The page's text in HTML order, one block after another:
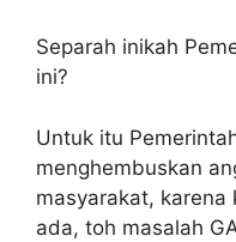
Separah inikah
ini?
Untuk itu
menghembuskan
masyarakat, karena
ada, toh masalah